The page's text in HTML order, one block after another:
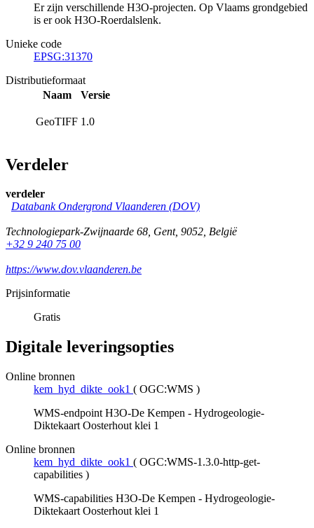
Er zijn verschillende H3O-projecten. Op Vlaams grondgebied
is er ook H3O-Roerdalslenk.
Unieke code
EPSG:31370
Distributieformaat
Naam
Versie
GeoTIFF 1.0
Verdeler
verdeler
Databank Ondergrond Vlaanderen (DOV)
Technologiepark-Zwijnaarde 68, Gent, 9052, België
+32 9 240 75 00
https://www.dov.vlaanderen.be
Prijsinformatie
Gratis
Digitale leveringsopties
Online bronnen
kem_hyd_dikte_ook1 ( OGC:WMS )
WMS-endpoint H3O-De Kempen - Hydrogeologie-
Diktekaart Oosterhout klei 1
Online bronnen
kem_hyd_dikte_ook1 ( OGC:WMS-1.3.0-http-get-
capabilities )
WMS-capabilities H3O-De Kempen - Hydrogeologie-
Diktekaart Oosterhout klei 1